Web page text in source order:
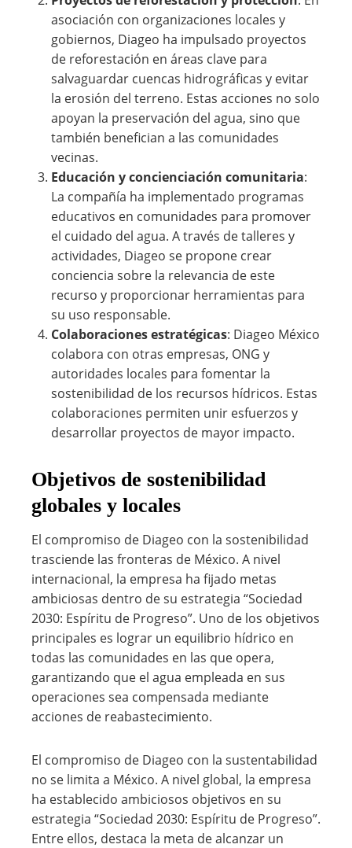
asociación con organizaciones locales y
gobiernos, Diageo ha impulsado proyectos
de reforestación en áreas clave para
salvaguardar cuencas hidrográficas y evitar
la erosión del terreno. Estas acciones no solo
apoyan la preservación del agua, sino que
también benefician a las comunidades
vecinas.
Educación y concienciación comunitaria:
La compañía ha implementado programas
educativos en comunidades para promover
el cuidado del agua. A través de talleres y
actividades, Diageo se propone crear
conciencia sobre la relevancia de este
recurso y proporcionar herramientas para
su uso responsable.
Colaboraciones estratégicas: Diageo México
colabora con otras empresas, ONG y
autoridades locales para fomentar la
sostenibilidad de los recursos hídricos. Estas
colaboraciones permiten unir esfuerzos y
desarrollar proyectos de mayor impacto.
Objetivos de sostenibilidad
globales y locales
El compromiso de Diageo con la sostenibilidad
trasciende las fronteras de México. A nivel
internacional, la empresa ha fijado metas
ambiciosas dentro de su estrategia “Sociedad
2030: Espíritu de Progreso”. Uno de los objetivos
principales es lograr un equilibrio hídrico en
todas las comunidades en las que opera,
garantizando que el agua empleada en sus
operaciones sea compensada mediante
acciones de reabastecimiento.
El compromiso de Diageo con la sustentabilidad
no se limita a México. A nivel global, la empresa
ha establecido ambiciosos objetivos en su
estrategia “Sociedad 2030: Espíritu de Progreso”.
Entre ellos, destaca la meta de alcanzar un